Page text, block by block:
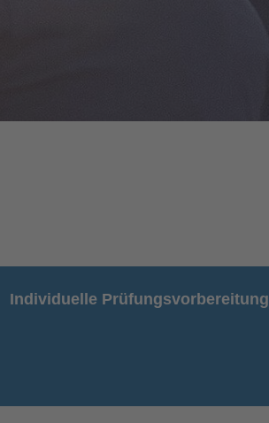
Individuelle Prüfungsvorbereitung